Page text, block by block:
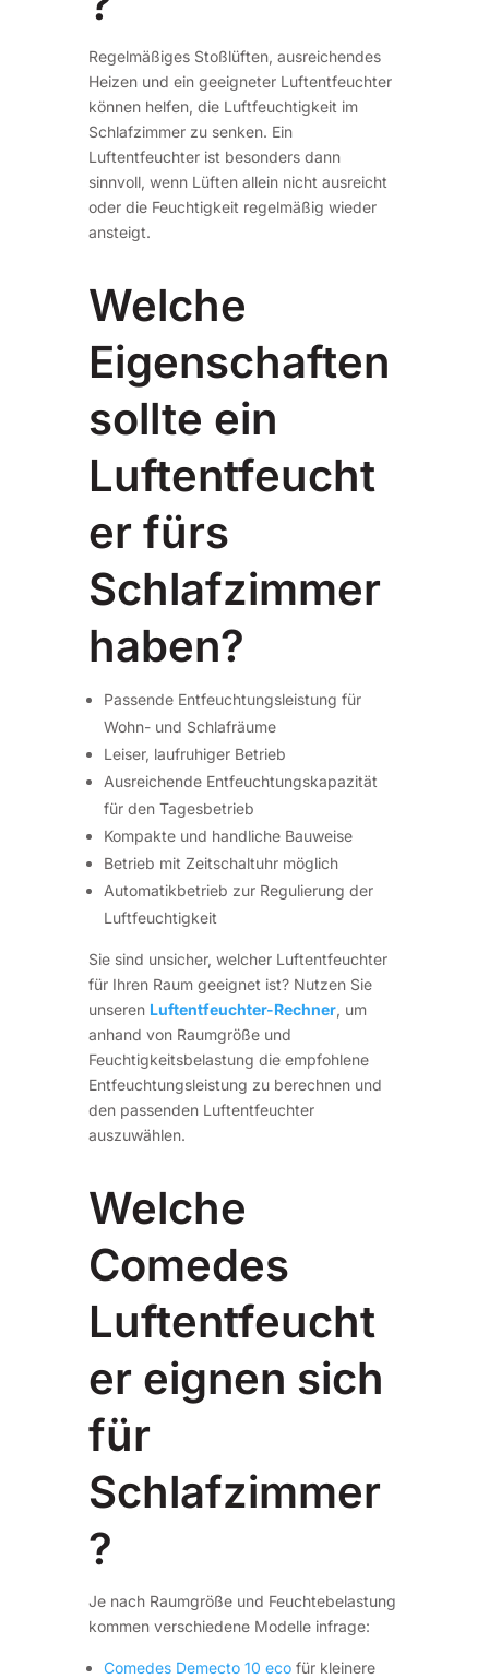
Regelmäßiges Stoßlüften, ausreichendes
Heizen und ein geeigneter Luftentfeuchter
können helfen, die Luftfeuchtigkeit im
Schlafzimmer zu senken. Ein
Luftentfeuchter ist besonders dann
sinnvoll, wenn Lüften allein nicht ausreicht
oder die Feuchtigkeit regelmäßig wieder
ansteigt.
Welche
Eigenschaften
sollte ein
Luftentfeucht
er fürs
Schlafzimmer
haben?
Passende Entfeuchtungsleistung für
Wohn- und Schlafräume
Leiser, laufruhiger Betrieb
Ausreichende Entfeuchtungskapazität
für den Tagesbetrieb
Kompakte und handliche Bauweise
Betrieb mit Zeitschaltuhr möglich
Automatikbetrieb zur Regulierung der
Luftfeuchtigkeit
Sie sind unsicher, welcher Luftentfeuchter
für Ihren Raum geeignet ist? Nutzen Sie
unseren Luftentfeuchter-Rechner, um
anhand von Raumgröße und
Feuchtigkeitsbelastung die empfohlene
Entfeuchtungsleistung zu berechnen und
den passenden Luftentfeuchter
auszuwählen.
Welche
Comedes
Luftentfeucht
er eignen sich
für
Schlafzimmer
?
Je nach Raumgröße und Feuchtebelastung
kommen verschiedene Modelle infrage:
Comedes Demecto 10 ecofür kleinere